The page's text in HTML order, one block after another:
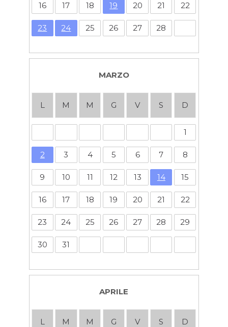
16 17 18 19 20 21 22
23 24 25 26 27 28
MARZO
L M M G V S D
1
2 3 4 5 6 7 8
9 10 11 12 13 14 15
16 17 18 19 20 21 22
23 24 25 26 27 28 29
30 31
APRILE
L M M G V S D